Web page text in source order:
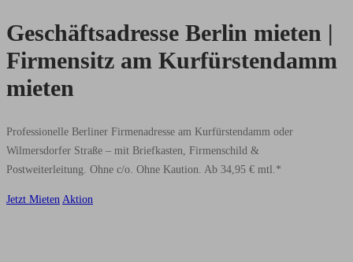
Geschäftsadresse Berlin mieten |
Firmensitz am Kurfürstendamm
mieten
Professionelle Berliner Firmenadresse am Kurfürstendamm oder
Wilmersdorfer Straße – mit Briefkasten, Firmenschild &
Postweiterleitung. Ohne c/o. Ohne Kaution. Ab 34,95 € mtl.*
Jetzt MietenAktion